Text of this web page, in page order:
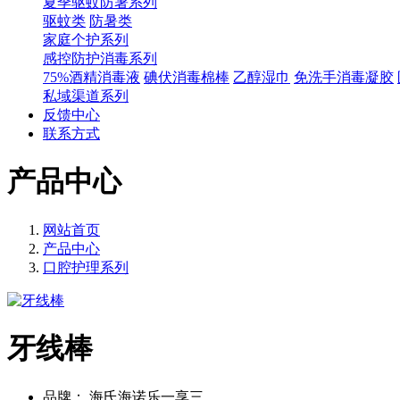
驱蚊类 防暑类
家庭个护系列
感控防护消毒系列
75%酒精消毒液 碘伏消毒棉棒 乙醇湿巾 免洗手消毒凝胶
私域渠道系列
反馈中心
联系方式
产品中心
网站首页
产品中心
口腔护理系列
牙线棒
品牌：
海氏海诺乐一享三